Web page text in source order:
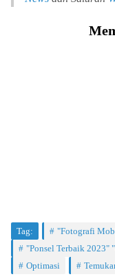
Tag:
"Fotografi
"Ponsel Terbaik 2023"
Optimasi